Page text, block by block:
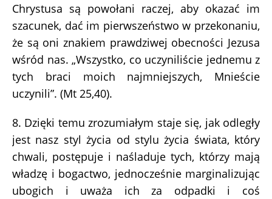
Chrystusa są powołani raczej, aby okazać im
szacunek, dać im pierwszeństwo w przekonaniu,
że są oni znakiem prawdziwej obecności Jezusa
wśród nas. „Wszystko, co uczyniliście jednemu z
tych braci moich najmniejszych, Mnieście
uczynili”. (Mt 25,40).
8. Dzięki temu zrozumiałym staje się, jak odległy
jest nasz styl życia od stylu życia świata, który
chwali, postępuje i naśladuje tych, którzy mają
władzę i bogactwo, jednocześnie marginalizując
ubogich i uważa ich za odpadki i coś